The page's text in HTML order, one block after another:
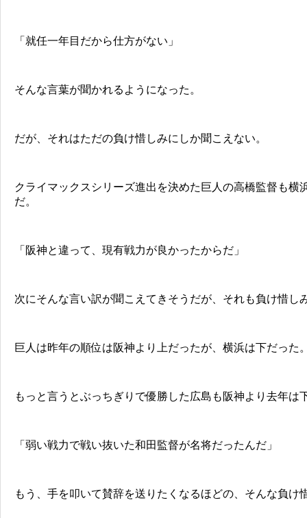
「就任一年目だから仕方がない」
そんな言葉が聞かれるようになった。
だが、それはただの負け惜しみにしか聞こえない。
クライマックスシリーズ進出を決めた巨人の高橋監督も横
だ。
「阪神と違って、現有戦力が良かったからだ」
次にそんな言い訳が聞こえてきそうだが、それも負け惜し
巨人は昨年の順位は阪神より上だったが、横浜は下だった
もっと言うとぶっちぎりで優勝した広島も阪神より去年は
「弱い戦力で戦い抜いた和田監督が名将だったんだ」
もう、手を叩いて賛辞を送りたくなるほどの、そんな負け